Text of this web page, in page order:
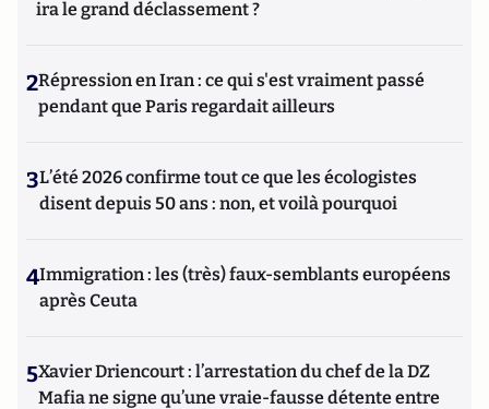
ira le grand déclassement ?
2Répression en Iran : ce qui s'est vraiment passé
pendant que Paris regardait ailleurs
3L’été 2026 confirme tout ce que les écologistes
disent depuis 50 ans : non, et voilà pourquoi
4Immigration : les (très) faux-semblants européens
après Ceuta
5Xavier Driencourt : l’arrestation du chef de la DZ
Mafia ne signe qu’une vraie-fausse détente entre